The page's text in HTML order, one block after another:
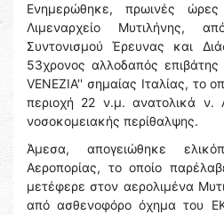
Ενημερώθηκε, πρωινές
Λιμεναρχείο Μυτιλήνης,
Συντονισμού Έρευνας και
53χρονος αλλοδαπός
VENEZIA'' σημαίας Ιταλίας, το
περιοχή 22 ν.μ. ανατολικά ν.
νοσοκομειακής περίθαλψης.
Άμεσα, απογειώθηκε
Αεροπορίας, το οποίο
μετέφερε στον αερολιμένα
από ασθενοφόρο όχημα του